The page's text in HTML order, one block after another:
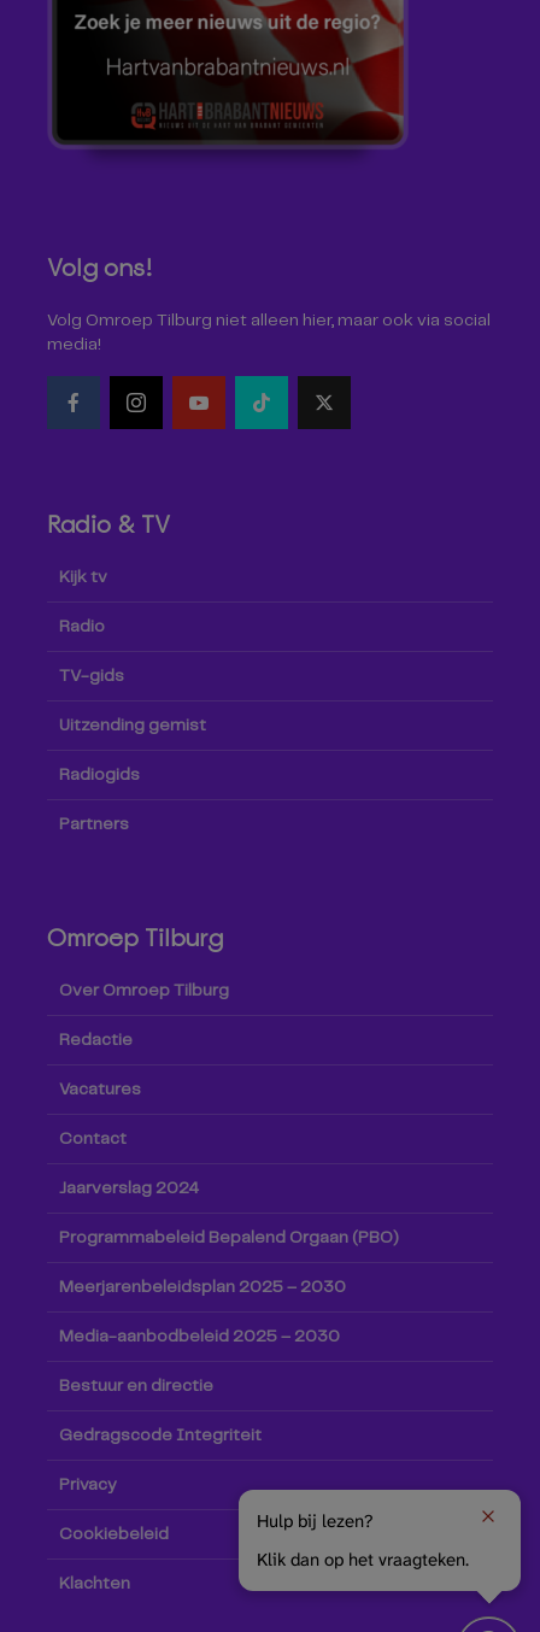
Volg ons!
Volg Omroep Tilburg niet alleen hier, maar ook via social
media!
Radio & TV
Kijk tv
Radio
TV-gids
Uitzending gemist
Radiogids
Partners
Omroep Tilburg
Over Omroep Tilburg
Redactie
Vacatures
Contact
Jaarverslag 2024
Programmabeleid Bepalend Orgaan (PBO)
Meerjarenbeleidsplan 2025 – 2030
Media-aanbodbeleid 2025 – 2030
Bestuur en directie
Gedragscode Integriteit
Privacy
Cookiebeleid
Klachten
Hulp bij lezen?
Klik dan op het vraagteken.